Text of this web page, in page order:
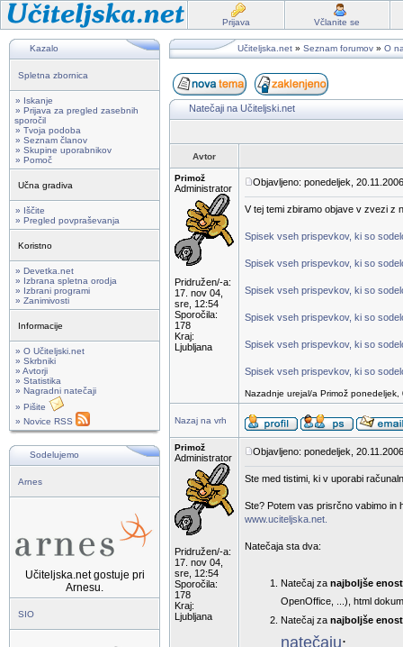
Prijava Včlanite se
Kazalo
Spletna zbornica
» Iskanje
» Prijava za pregled zasebnih
sporočil
» Tvoja podoba
» Seznam članov
» Skupine uporabnikov
» Pomoč
Učna gradiva
» Iščite
» Pregled povpraševanja
Koristno
» Devetka.net
» Izbrana spletna orodja
» Izbrani programi
» Zanimivosti
Informacije
» O Učiteljski.net
» Skrbniki
» Avtorji
» Statistika
» Nagradni natečaji
» Pišite
» Novice RSS
Sodelujemo
Arnes
Učiteljska.net gostuje pri
Arnesu.
SIO
Učiteljska.net » Seznam forumov » O
Natečaji na Učiteljski.net
Avtor
Primož
Administrator
Pridružen/-a:
17. nov 04,
sre, 12:54
Sporočila:
178
Kraj:
Ljubljana
Objavljeno: ponedeljek,
V tej temi zbiramo objave v zvezi z
Spisek vseh prispevkov, ki so
Spisek vseh prispevkov, ki so
Spisek vseh prispevkov, ki so
Spisek vseh prispevkov, ki so
Spisek vseh prispevkov, ki so
Spisek vseh prispevkov, ki so
Nazadnje urejal/a Primož
Nazaj na vrh
Primož
Administrator
Pridružen/-a:
17. nov 04,
sre, 12:54
Sporočila:
178
Kraj:
Ljubljana
Objavljeno: ponedeljek,
Ste med tistimi, ki v uporabi
Ste? Potem vas prisrčno vabimo in
www.uciteljska.net.
Natečaja sta dva:
Natečaj za najboljše
OpenOffice, ...), html
Natečaj za najboljše
natečaju.